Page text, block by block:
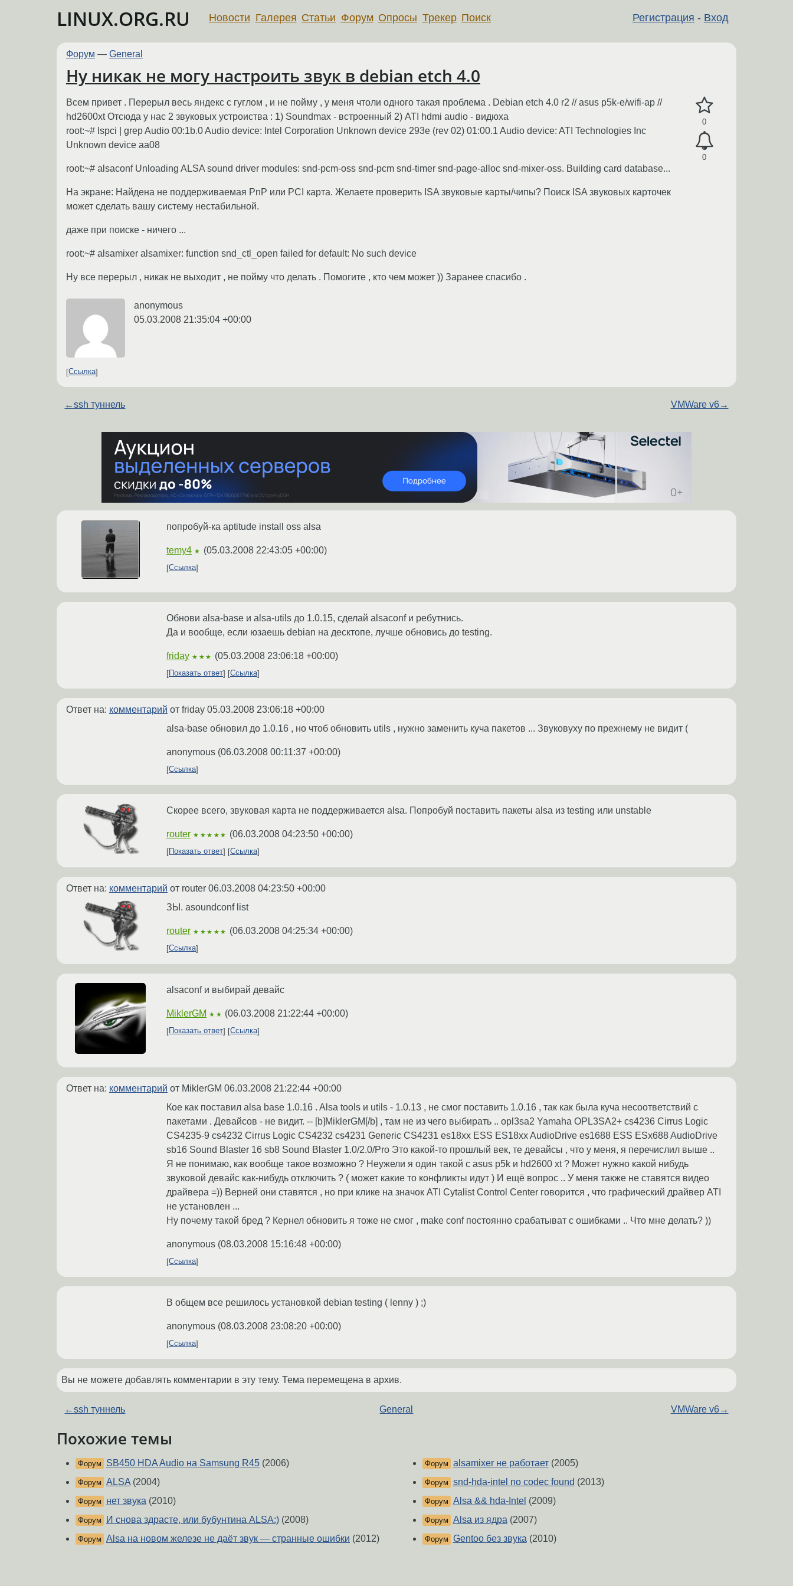
LINUX.ORG.RU Регистрация - Вход
Новости Галерея Статьи Форум Опросы Трекер Поиск
Форум — General
Ну никак не могу настроить звук в debian etch 4.0
0
0
Всем привет . Перерыл весь яндекс с гуглом , и не пойму , у меня чтоли одного такая проблема . Debian etch 4.0 r2 // asus p5k-e/wifi-ap //
hd2600xt Отсюда у нас 2 звуковых устроиства : 1) Soundmax - встроенный 2) ATI hdmi audio - видюха
root:~# lspci | grep Audio 00:1b.0 Audio device: Intel Corporation Unknown device 293e (rev 02) 01:00.1 Audio device: ATI Technologies Inc
Unknown device aa08
root:~# alsaconf Unloading ALSA sound driver modules: snd-pcm-oss snd-pcm snd-timer snd-page-alloc snd-mixer-oss. Building card database...
На экране: Найдена не поддерживаемая PnP или PCI карта. Желаете проверить ISA звуковые карты/чипы? Поиск ISA звуковых карточек
может сделать вашу систему нестабильной.
даже при поиске - ничего ...
root:~# alsamixer alsamixer: function snd_ctl_open failed for default: No such device
Ну все перерыл , никак не выходит , не пойму что делать . Помогите , кто чем может )) Заранее спасибо .
anonymous
05.03.2008 21:35:04 +00:00
Ссылка
←ssh туннель VMWare v6→
попробуй-ка aptitude install oss alsa
temy4 ★ (05.03.2008 22:43:05 +00:00)
Ссылка
Обнови alsa-base и alsa-utils до 1.0.15, сделай alsaconf и ребутнись.
Да и вообще, если юзаешь debian на десктопе, лучше обновись до testing.
friday ★★★ (05.03.2008 23:06:18 +00:00)
Показать ответ Ссылка
Ответ на: комментарий от friday 05.03.2008 23:06:18 +00:00
alsa-base обновил до 1.0.16 , но чтоб обновить utils , нужно заменить куча пакетов ... Звуковуху по прежнему не видит (
anonymous (06.03.2008 00:11:37 +00:00)
Ссылка
Скорее всего, звуковая карта не поддерживается alsa. Попробуй поставить пакеты alsa из testing или unstable
router ★★★★★ (06.03.2008 04:23:50 +00:00)
Показать ответ Ссылка
Ответ на: комментарий от router 06.03.2008 04:23:50 +00:00
ЗЫ. asoundconf list
router ★★★★★ (06.03.2008 04:25:34 +00:00)
Ссылка
alsaconf и выбирай девайс
MiklerGM ★★ (06.03.2008 21:22:44 +00:00)
Показать ответ Ссылка
Ответ на: комментарий от MiklerGM 06.03.2008 21:22:44 +00:00
Кое как поставил alsa base 1.0.16 . Alsa tools и utils - 1.0.13 , не смог поставить 1.0.16 , так как была куча несоответствий с
пакетами . Девайсов - не видит. -- [b]MiklerGM[/b] , там не из чего выбирать .. opl3sa2 Yamaha OPL3SA2+ cs4236 Cirrus Logic
CS4235-9 cs4232 Cirrus Logic CS4232 cs4231 Generic CS4231 es18xx ESS ES18xx AudioDrive es1688 ESS ESx688 AudioDrive
sb16 Sound Blaster 16 sb8 Sound Blaster 1.0/2.0/Pro Это какой-то прошлый век, те девайсы , что у меня, я перечислил выше ..
Я не понимаю, как вообще такое возможно ? Неужели я один такой с asus p5k и hd2600 xt ? Может нужно какой нибудь
звуковой девайс как-нибудь отключить ? ( может какие то конфликты идут ) И ещё вопрос .. У меня также не ставятся видео
драйвера =)) Верней они ставятся , но при клике на значок ATI Cytalist Control Center говорится , что графический драйвер ATI
не установлен ...
Ну почему такой бред ? Кернел обновить я тоже не смог , make conf постоянно срабатыват с ошибками .. Что мне делать? ))
anonymous (08.03.2008 15:16:48 +00:00)
Ссылка
В общем все решилось установкой debian testing ( lenny ) ;)
anonymous (08.03.2008 23:08:20 +00:00)
Ссылка
Вы не можете добавлять комментарии в эту тему. Тема перемещена в архив.
←ssh туннель General VMWare v6→
Похожие темы
Форум SB450 HDA Audio на Samsung R45 (2006)
Форум ALSA(2004)
Форум нет звука (2010)
Форум И снова здрасте, или бубунтина ALSA:) (2008)
Форум Alsa на новом железе не даёт звук — странные ошибки (2012)
Форум alsamixer не работает(2005)
Форум snd-hda-intel no codec found (2013)
Форум Alsa && hda-Intel (2009)
Форум Alsa из ядра(2007)
Форум Gentoo без звука(2010)